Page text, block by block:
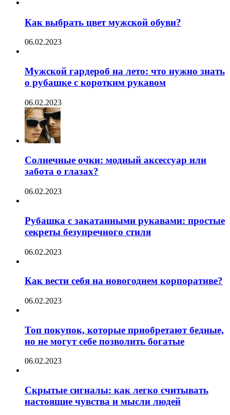
Как выбрать цвет мужской обуви?
06.02.2023
Мужской гардероб на лето: что нужно знать
о рубашке с коротким рукавом
06.02.2023
Солнечные очки: модный аксессуар или
забота о глазах?
06.02.2023
Рубашка с закатанными рукавами: простые
секреты безупречного стиля
06.02.2023
Как вести себя на новогоднем корпоративе?
06.02.2023
Топ покупок, которые приобретают бедные,
но не могут себе позволить богатые
06.02.2023
Скрытые сигналы: как легко считывать
настоящие чувства и мысли людей